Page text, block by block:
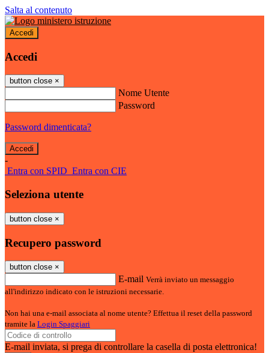
Salta al contenuto
Accedi
Accedi
button close ×
Nome Utente
Password
Password dimenticata?
-
Entra con SPID Entra con CIE
Seleziona utente
button close ×
Recupero password
button close ×
E-mail Verrà inviato un messaggio
all'indirizzo indicato con le istruzioni necessarie.
Non hai una e-mail associata al nome utente? Effettua il reset della password
tramite la Login Spaggiari
E-mail inviata, si prega di controllare la casella di posta elettronica!